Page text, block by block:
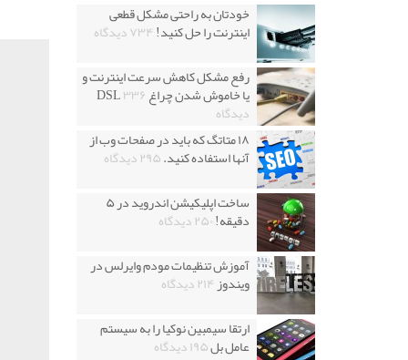
خودتان به راحتی مشکل قطعی
اینترنت را حل کنید!۷۳۴ دیدگاه
رفع مشکل کاهش سرعت اینترنت و
یا خاموش شدن چراغ DSL۳۳۶
دیدگاه
۱۸ متاتگ که باید در صفحات وب از
آنها استفاده کنید.۲۹۵ دیدگاه
ساخت اپلیکیشن اندروید در ۵
دقیقه!۲۵۰ دیدگاه
آموزش تنظیمات مودم وایرلس در
ویندوز۲۱۴ دیدگاه
ارتقا سیمبین نوکیا را به سیستم
عامل بل۱۹۵ دیدگاه